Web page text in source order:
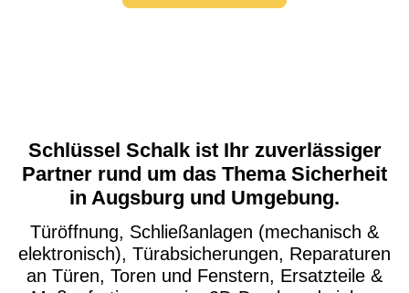
Schlüssel Schalk ist Ihr zuverlässiger
Partner rund um das Thema Sicherheit
in Augsburg und Umgebung.
Türöffnung, Schließanlagen (mechanisch &
elektronisch), Türabsicherungen, Reparaturen
an Türen, Toren und Fenstern, Ersatzteile &